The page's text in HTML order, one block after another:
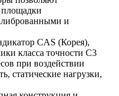
площадки
и
CAS (Корея),
класса точности С3
при воздействии
статические нагрузки,